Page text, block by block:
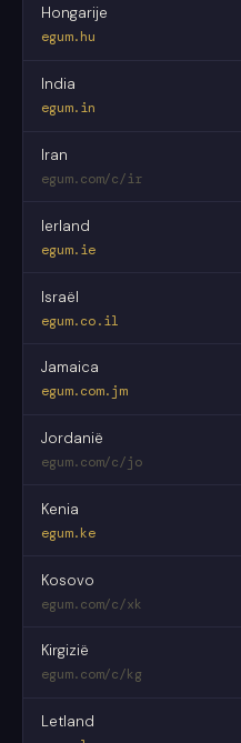
Hongarije
egum.hu
India
egum.in
Iran
egum.com/c/ir
Ierland
egum.ie
Israël
egum.co.il
Jamaica
egum.com.jm
Jordanië
egum.com/c/jo
Kenia
egum.ke
Kosovo
egum.com/c/xk
Kirgizië
egum.com/c/kg
Letland